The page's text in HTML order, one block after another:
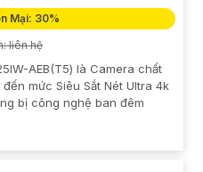
Mại: 30%
liên hệ
AEB(T5) là Camera chất
mức Siêu Sắt Nét Ultra 4k
bị công nghệ ban đêm